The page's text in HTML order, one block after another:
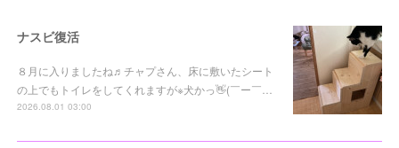
ナスビ復活
８月に入りましたね♬チャプさん、床に敷いたシート
の上でもトイレをしてくれますが※犬かっ👋(￣ー￣…
2026.08.01 03:00